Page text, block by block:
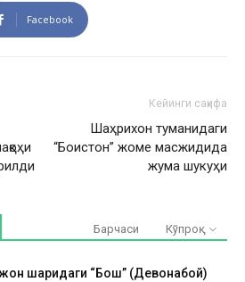
Facebook
Кейинги саҳифа
Шаҳрихон туманидаги
“Боистон” жоме масжидида
жума шукуҳи
Барчаси Кўпроқ
шаҳридаги “Бош” (Девонабой)